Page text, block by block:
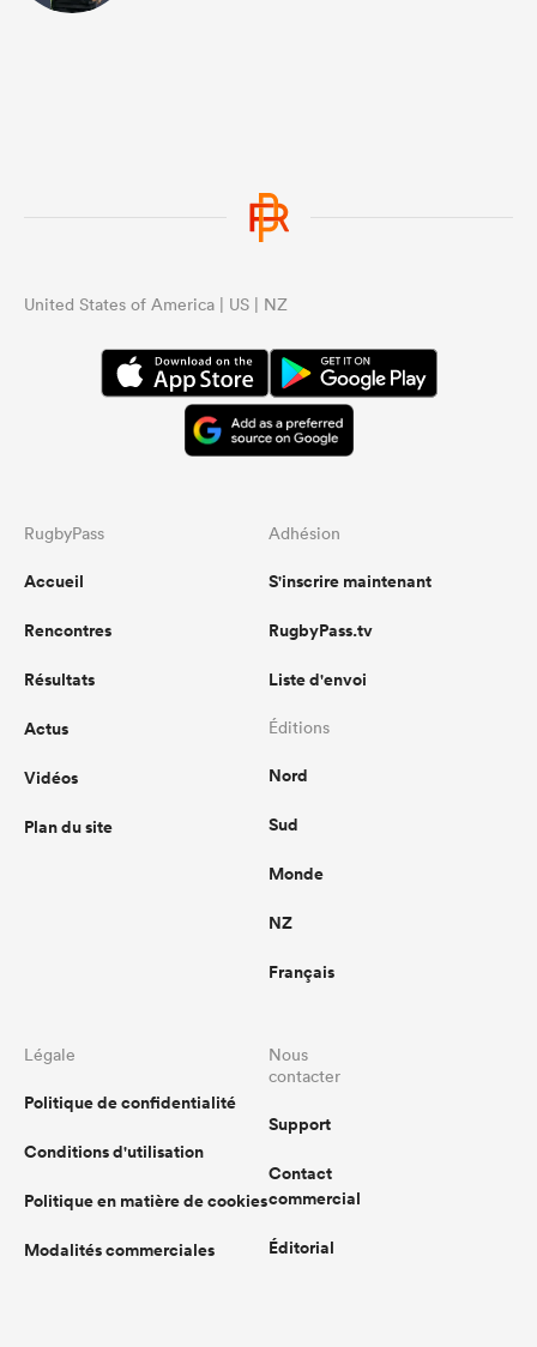
United States of America | US | NZ
RugbyPass
Accueil
Rencontres
Résultats
Actus
Vidéos
Plan du site
Adhésion
S'inscrire maintenant
RugbyPass.tv
Liste d'envoi
Éditions
Nord
Sud
Monde
NZ
Français
Légale
Politique de confidentialité
Conditions d'utilisation
Politique en matière de cookies
Modalités commerciales
Nous
contacter
Support
Contact
commercial
Éditorial